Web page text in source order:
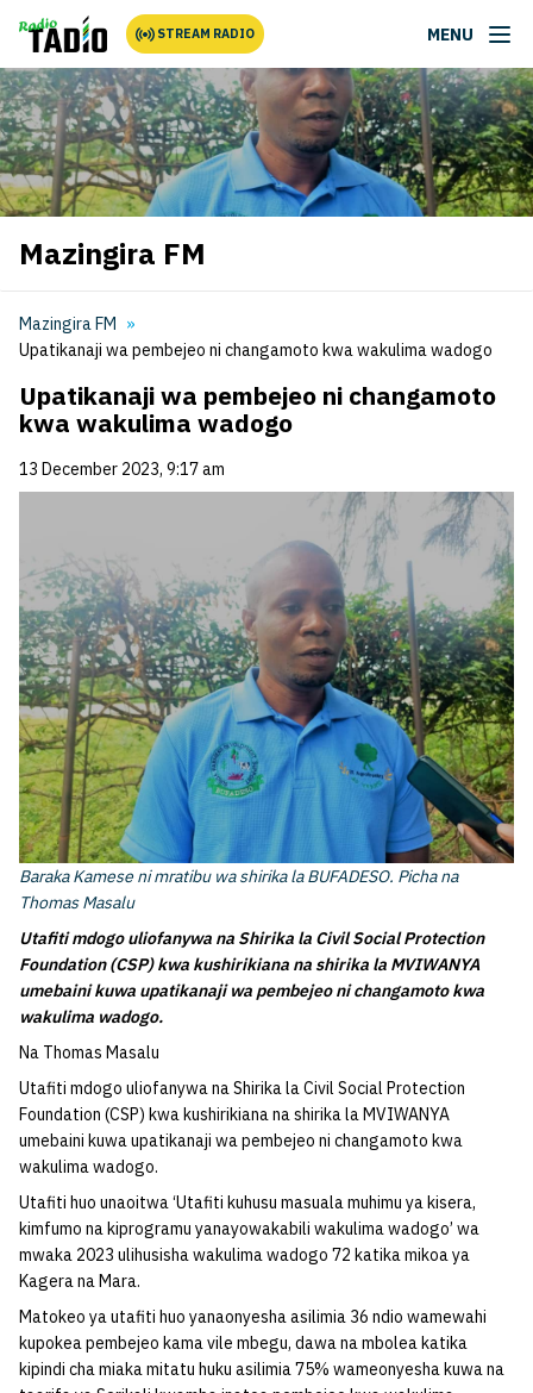
STREAM RADIO MENU
Mazingira FM
Mazingira FM
Upatikanaji wa pembejeo ni changamoto kwa wakulima wadogo
Upatikanaji wa pembejeo ni changamoto
kwa wakulima wadogo
13 December 2023, 9:17 am
Baraka Kamese ni mratibu wa shirika la BUFADESO. Picha na
Thomas Masalu
Utafiti mdogo uliofanywa na Shirika la Civil Social Protection
Foundation (CSP) kwa kushirikiana na shirika la MVIWANYA
umebaini kuwa upatikanaji wa pembejeo ni changamoto kwa
wakulima wadogo.
Na Thomas Masalu
Utafiti mdogo uliofanywa na Shirika la Civil Social Protection
Foundation (CSP) kwa kushirikiana na shirika la MVIWANYA
umebaini kuwa upatikanaji wa pembejeo ni changamoto kwa
wakulima wadogo.
Utafiti huo unaoitwa ‘Utafiti kuhusu masuala muhimu ya kisera,
kimfumo na kiprogramu yanayowakabili wakulima wadogo’ wa
mwaka 2023 ulihusisha wakulima wadogo 72 katika mikoa ya
Kagera na Mara.
Matokeo ya utafiti huo yanaonyesha asilimia 36 ndio wamewahi
kupokea pembejeo kama vile mbegu, dawa na mbolea katika
kipindi cha miaka mitatu huku asilimia 75% wameonyesha kuwa na